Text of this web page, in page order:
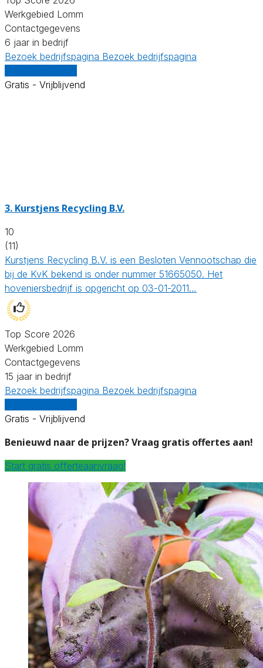
Werkgebied Lomm
Contactgegevens
6 jaar in bedrijf
Bezoek bedrijfspagina Bezoek bedrijfspagina
Gratis - Vrijblijvend
3. Kurstjens Recycling B.V.
10
(11)
Kurstjens Recycling B.V. is een Besloten Vennootschap die
bij de KvK bekend is onder nummer 51665050. Het
hoveniersbedrijf is opgericht op 03-01-2011…
Top Score 2026
Werkgebied Lomm
Contactgegevens
15 jaar in bedrijf
Bezoek bedrijfspagina Bezoek bedrijfspagina
Gratis - Vrijblijvend
Benieuwd naar de prijzen? Vraag gratis offertes aan!
Start gratis offerteaanvraag!